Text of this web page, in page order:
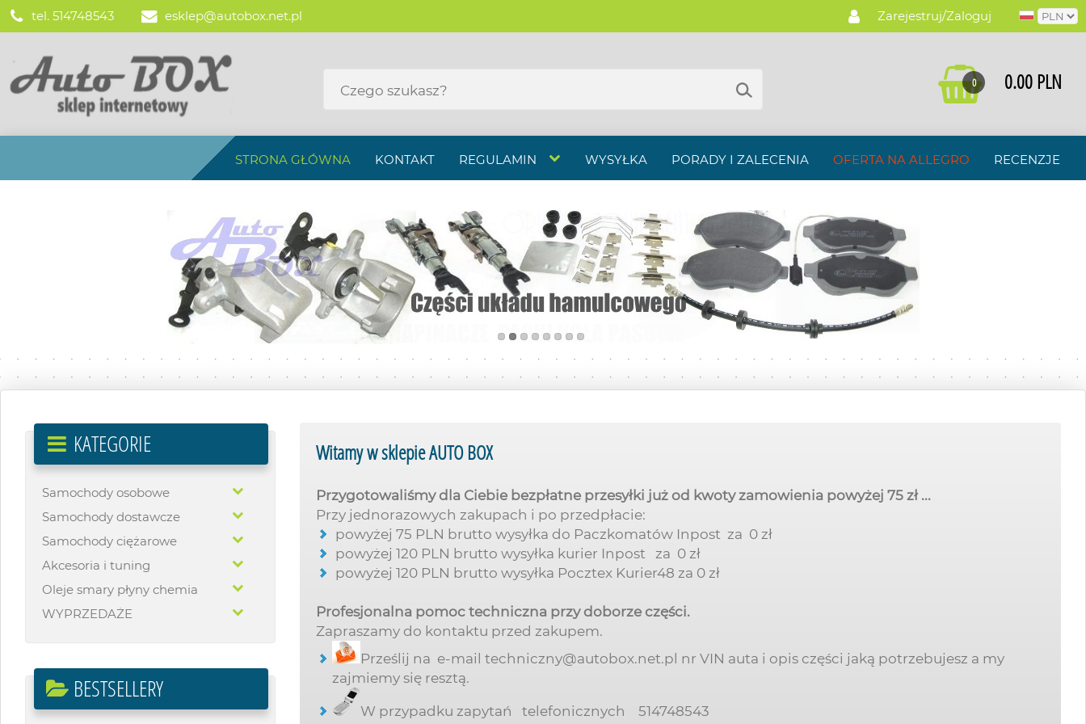
Zarejestruj/Zaloguj
tel. 514748543 esklep@autobox.net.pl
0.00 PLN
0
STRONA GŁÓWNA KONTAKT REGULAMIN WYSYŁKA PORADY I ZALECENIA OFERTA NA ALLEGRO RECENZJE
BEZPIECZNE I SZYBKIE PŁATNOŚCI ONLINE PRZELEWY24
KATEGORIE
Samochody osobowe
Samochody dostawcze
Samochody ciężarowe
Akcesoria i tuning
Oleje smary płyny chemia
WYPRZEDAŻE
BESTSELLERY
Witamy w sklepie AUTO BOX
Przygotowaliśmy dla Ciebie bezpłatne przesyłki już od kwoty zamowienia powyżej 75 zł ...
Przy jednorazowych zakupach i po przedpłacie:
powyżej 75 PLN brutto wysyłka do Paczkomatów Inpost za 0 zł
powyżej 120 PLN brutto wysyłka kurier Inpost za 0 zł
powyżej 120 PLN brutto wysyłka Pocztex Kurier48 za 0 zł
Profesjonalna pomoc techniczna przy doborze części.
Zapraszamy do kontaktu przed zakupem.
Prześlij na e-mail techniczny@autobox.net.pl nr VIN auta i opis części jaką potrzebujesz a my
zajmiemy się resztą.
W przypadku zapytań telefonicznych 514748543